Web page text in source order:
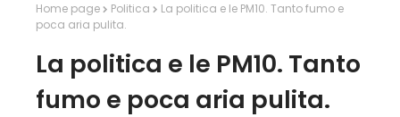
Home page Politica
La politica e le PM10. Tanto fumo e
poca aria pulita.
La politica e le PM10. Tanto
fumo e poca aria pulita.